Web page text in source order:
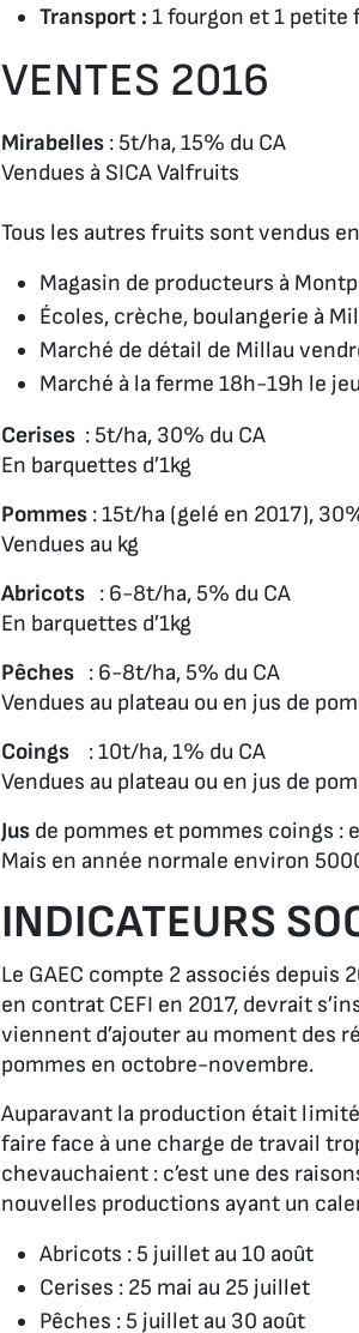
Transport : 1 fourgon et 1 petite
VENTES 2016
Mirabelles : 5t/ha, 15% du CA
Vendues à SICA Valfruits
Tous les autres fruits sont vendus
Magasin de producteurs à
Écoles, crèche, boulangerie à
Marché de détail de Millau
Marché à la ferme 18h-19h le
Cerises : 5t/ha, 30% du CA
En barquettes d’1kg
Pommes : 15t/ha (gelé en 2017),
Vendues au kg
Abricots : 6-8t/ha, 5% du CA
En barquettes d’1kg
Pêches : 6-8t/ha, 5% du CA
Vendues au plateau ou en jus de
Coings : 10t/ha, 1% du CA
Vendues au plateau ou en jus de
Jus de pommes et pommes coings :
Mais en année normale environ
INDICATEURS
Le GAEC compte 2 associés depuis
en contrat CEFI en 2017, devrait
viennent d’ajouter au moment des
pommes en octobre-novembre.
Auparavant la production était
faire face à une charge de travail
chevauchaient : c’est une des
nouvelles productions ayant un
Abricots : 5 juillet au 10 août
Cerises : 25 mai au 25 juillet
Pêches : 5 juillet au 30 août